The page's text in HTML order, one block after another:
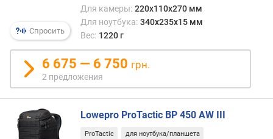
Спросить
Для камеры: 220x110x270 мм
Для ноутбука: 340x235x15 мм
Вес: 1220 г
6 675 — 6 750 грн.
2 предложения
Lowepro ProTactic BP 450 AW III
ProTactic для ноутбука/планшета